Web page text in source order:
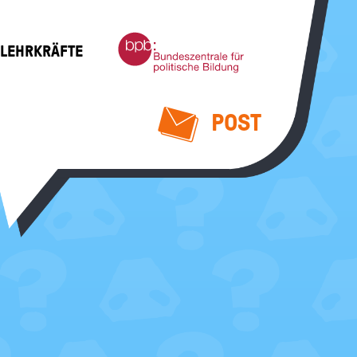
Bundeszentrale
für
politische
POST